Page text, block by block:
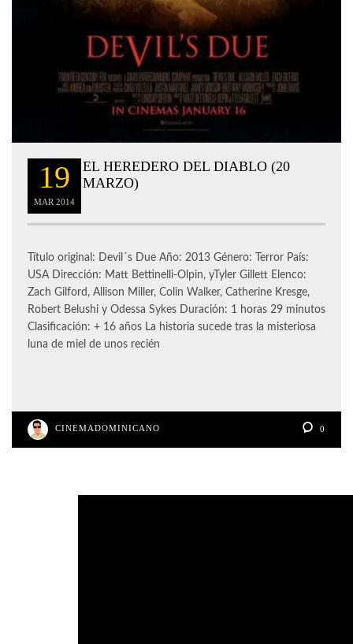
19
MAR 2014
EL HEREDERO DEL DIABLO (20
MARZO)
Título original: Devil´s Due Año: 2013 Género: Terror País:
USA Dirección: Matt Bettinelli-Olpin, yTyler Gillett Elenco:
Zach Gilford, Allison Miller, Colin Walker, Catherine Kresge,
Robert Belushi y Odessa Sykes Duración: 1 horas 29 minutos
Clasificación: + 16 años La historia sucede tras la misteriosa
luna de miel de unos recién
CINEMADOMINICANO 0